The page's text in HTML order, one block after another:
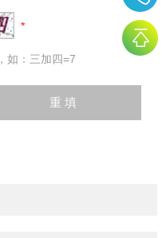
如：三加四=7